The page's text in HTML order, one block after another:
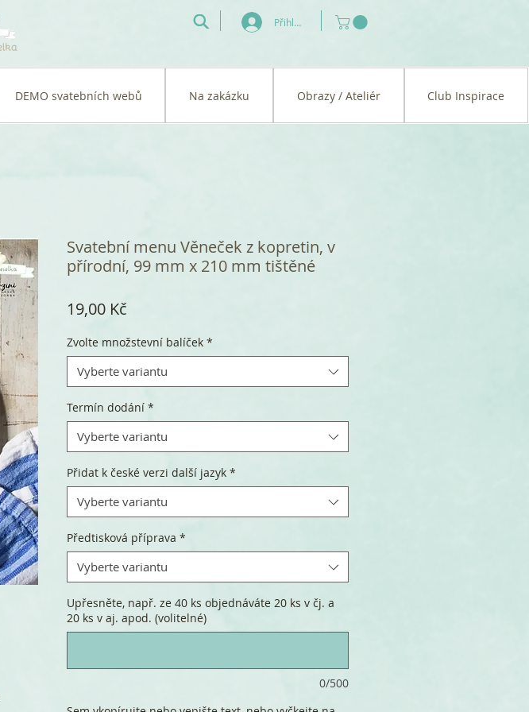
Přihlásit se
DEMO svatebních webů Na zakázku Obrazy / Ateliér Club Inspirace
Svatební menu Věneček z kopretin, v
přírodní, 99 mm x 210 mm tištěné
19,00 Kč
Zvolte množstevní balíček *
Vyberte variantu
Termín dodání *
Vyberte variantu
Přidat k české verzi další jazyk *
Vyberte variantu
Předtisková příprava *
Vyberte variantu
Upřesněte, např. ze 40 ks objednáváte 20 ks v čj. a
20 ks v aj. apod. (volitelné)
0/500